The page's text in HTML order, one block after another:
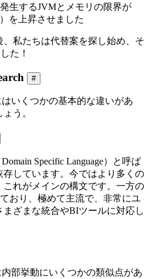
発生するJVMとメモリの限界が
を上昇させました
私たちは代替案を探し始め、そ
た！
#
はいくつかの基本的な違いがあ
う。
Specific Language）と呼ば
しています。今ではより多くの
れがメインの構文です。一方の
おり、極めて主流で、非常にユ
ざまな統合やBIツールに対応し
内部挙動にいくつかの類似点があ